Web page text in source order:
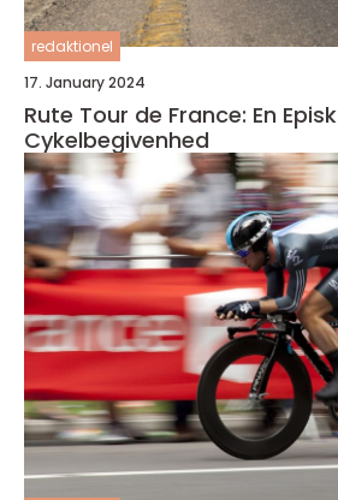
redaktionel
17. January 2024
Rute Tour de France: En Episk
Cykelbegivenhed